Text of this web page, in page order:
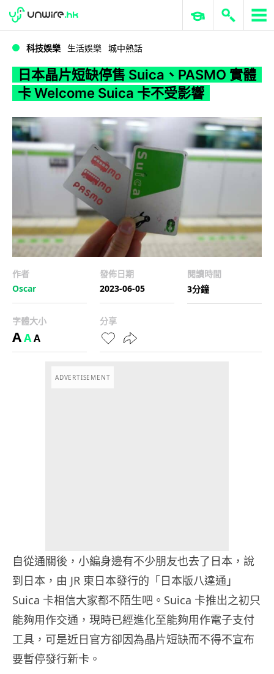
WWDC 2026 ERP 與商業 AI
科技娛樂 生活娛樂 城中熱話
日本晶片短缺停售 Suica、PASMO 實體
卡 Welcome Suica 卡不受影響
作者
Oscar
發佈日期
2023-06-05
閱讀時間
3分鐘
字體大小
AAA
分享
ADVERTISEMENT
自從通關後，小編身邊有不少朋友也去了日本，說
到日本，由 JR 東日本發行的「日本版八達通」
Suica 卡相信大家都不陌生吧。Suica 卡推出之初只
能夠用作交通，現時已經進化至能夠用作電子支付
工具，可是近日官方卻因為晶片短缺而不得不宣布
要暫停發行新卡。